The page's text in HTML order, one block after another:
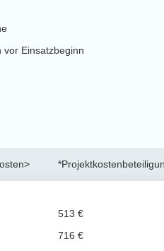
vor Einsatzbeginn
513 €
716 €